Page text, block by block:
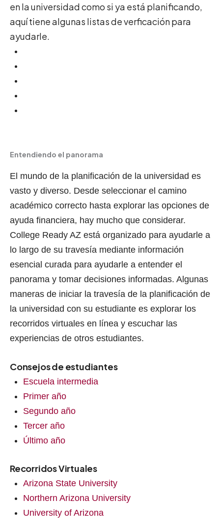
en la universidad como si ya está planificando,
aquí tiene algunas listas de verficación para
ayudarle.
Entendiendo el panorama
El mundo de la planificación de la universidad es
vasto y diverso. Desde seleccionar el camino
académico correcto hasta explorar las opciones de
ayuda financiera, hay mucho que considerar.
College Ready AZ está organizado para ayudarle a
lo largo de su travesía mediante información
esencial curada para ayudarle a entender el
panorama y tomar decisiones informadas. Algunas
maneras de iniciar la travesía de la planificación de
la universidad con su estudiante es explorar los
recorridos virtuales en línea y escuchar las
experiencias de otros estudiantes.
Consejos de estudiantes
Escuela intermedia
Primer año
Segundo año
Tercer año
Último año
Recorridos Virtuales
Arizona State University
Northern Arizona University
University of Arizona